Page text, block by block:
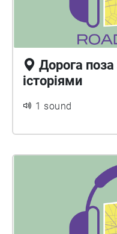
Дорога
історіями
1 sound